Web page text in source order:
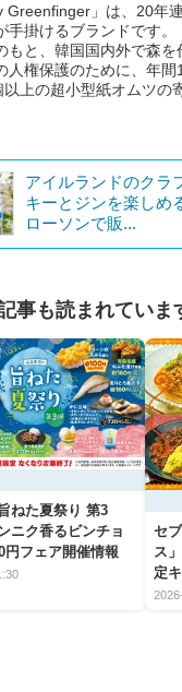
Greenfinger」は、20年
手掛けるブランドです
もと、韓国国内外で森
人権保護のために、年
上の超小型紙オムツの
アイルランドのクラ
キーとジンを楽しめ
ローソンで販...
事も読まれていま
ねた夏祭り 第3
ニク香るビンチョ
円フェア開催情報
セ
ス
定